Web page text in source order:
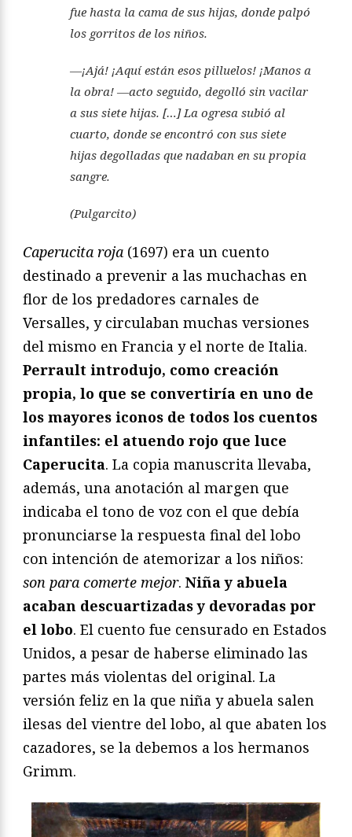
fue hasta la cama de sus hijas, donde palpó
los gorritos de los niños.
—¡Ajá! ¡Aquí están esos pilluelos! ¡Manos a
la obra! —acto seguido, degolló sin vacilar
a sus siete hijas. […] La ogresa subió al
cuarto, donde se encontró con sus siete
hijas degolladas que nadaban en su propia
sangre.
(Pulgarcito)
Caperucita roja (1697) era un cuento
destinado a prevenir a las muchachas en
flor de los predadores carnales de
Versalles, y circulaban muchas versiones
del mismo en Francia y el norte de Italia.
Perrault introdujo, como creación
propia, lo que se convertiría en uno de
los mayores iconos de todos los cuentos
infantiles: el atuendo rojo que luce
Caperucita. La copia manuscrita llevaba,
además, una anotación al margen que
indicaba el tono de voz con el que debía
pronunciarse la respuesta final del lobo
con intención de atemorizar a los niños:
son para comerte mejor. Niña y abuela
acaban descuartizadas y devoradas por
el lobo. El cuento fue censurado en Estados
Unidos, a pesar de haberse eliminado las
partes más violentas del original. La
versión feliz en la que niña y abuela salen
ilesas del vientre del lobo, al que abaten los
cazadores, se la debemos a los hermanos
Grimm.